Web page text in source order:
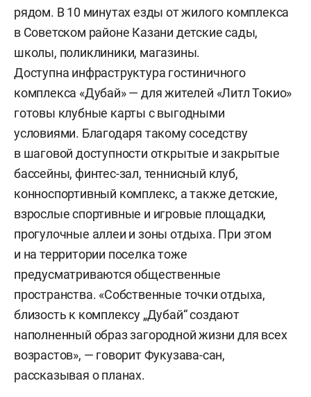
рядом. В 10 минутах езды от жилого комплекса
в Советском районе Казани детские сады,
школы, поликлиники, магазины.
Доступна инфраструктура гостиничного
комплекса «Дубай» — для жителей «Литл Токио»
готовы клубные карты с выгодными
условиями. Благодаря такому соседству
в шаговой доступности открытые и закрытые
бассейны, финтес-зал, теннисный клуб,
конноспортивный комплекс, а также детские,
взрослые спортивные и игровые площадки,
прогулочные аллеи и зоны отдыха. При этом
и на территории поселка тоже
предусматриваются общественные
пространства. «Собственные точки отдыха,
близость к комплексу „Дубай“ создают
наполненный образ загородной жизни для всех
возрастов», — говорит Фукузава-сан,
рассказывая о планах.